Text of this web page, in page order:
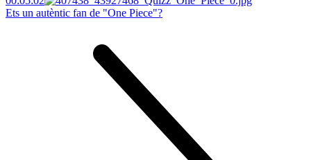
Ets un autèntic fan de "One Piece"?